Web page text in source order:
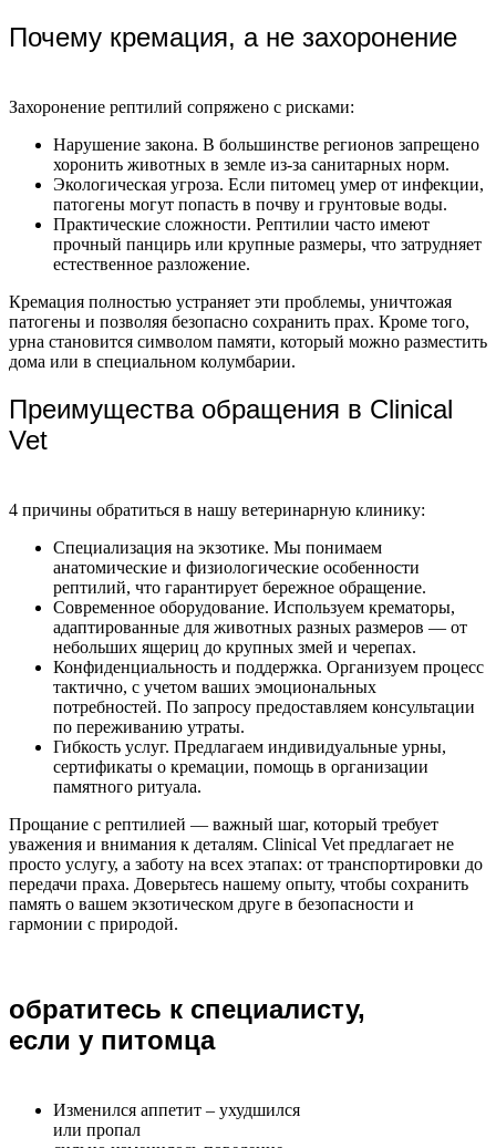
Почему кремация, а не захоронение
Захоронение рептилий сопряжено с рисками:
Нарушение закона. В большинстве регионов запрещено
хоронить животных в земле из-за санитарных норм.
Экологическая угроза. Если питомец умер от инфекции,
патогены могут попасть в почву и грунтовые воды.
Практические сложности. Рептилии часто имеют
прочный панцирь или крупные размеры, что затрудняет
естественное разложение.
Кремация полностью устраняет эти проблемы, уничтожая
патогены и позволяя безопасно сохранить прах. Кроме того,
урна становится символом памяти, который можно разместить
дома или в специальном колумбарии.
Преимущества обращения в Clinical
Vet
4 причины обратиться в нашу ветеринарную клинику:
Специализация на экзотике. Мы понимаем
анатомические и физиологические особенности
рептилий, что гарантирует бережное обращение.
Современное оборудование. Используем крематоры,
адаптированные для животных разных размеров — от
небольших ящериц до крупных змей и черепах.
Конфиденциальность и поддержка. Организуем процесс
тактично, с учетом ваших эмоциональных
потребностей. По запросу предоставляем консультации
по переживанию утраты.
Гибкость услуг. Предлагаем индивидуальные урны,
сертификаты о кремации, помощь в организации
памятного ритуала.
Прощание с рептилией — важный шаг, который требует
уважения и внимания к деталям. Clinical Vet предлагает не
просто услугу, а заботу на всех этапах: от транспортировки до
передачи праха. Доверьтесь нашему опыту, чтобы сохранить
память о вашем экзотическом друге в безопасности и
гармонии с природой.
обратитесь к специалисту,
если у питомца
Изменился аппетит – ухудшился
или пропал